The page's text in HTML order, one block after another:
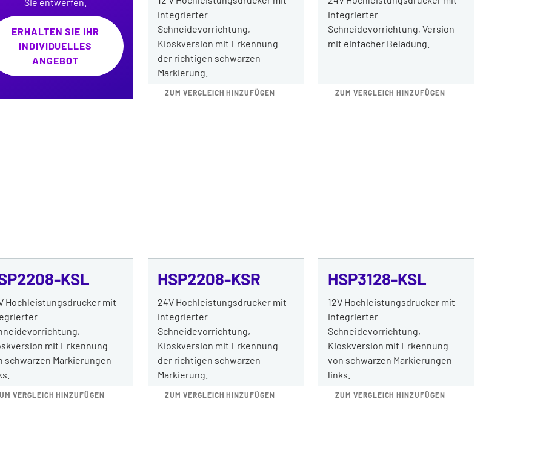
ERHALTEN SIE IHR
INDIVIDUELLES
ANGEBOT
integrierter
Schneidevorrichtung,
Kioskversion mit Erkennung
der richtigen schwarzen
Markierung.
ZUM VERGLEICH HINZUFÜGEN
integrierter
Schneidevorrichtung, Version
mit einfacher Beladung.
ZUM VERGLEICH HINZUFÜGEN
KSL
Hochleistungsdrucker mit
mit Erkennung
schwarzen Markierungen
VERGLEICH HINZUFÜGEN
HSP2208-KSR
24V Hochleistungsdrucker mit
integrierter
Schneidevorrichtung,
Kioskversion mit Erkennung
der richtigen schwarzen
Markierung.
ZUM VERGLEICH HINZUFÜGEN
HSP3128-KSL
12V Hochleistungsdrucker mit
integrierter
Schneidevorrichtung,
Kioskversion mit Erkennung
von schwarzen Markierungen
links.
ZUM VERGLEICH HINZUFÜGEN